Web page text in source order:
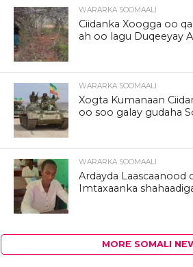
WARARKA SOOMAALI
Ciidanka Xoogga oo
ah oo lagu Duqeeyay
WARARKA SOOMAALI
Xogta Kumanaan
oo soo galay gudaha
WARARKA SOOMAALI
Ardayda Laascaanood
Imtaxaanka
MORE SOMALI